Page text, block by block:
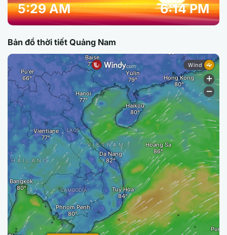
5:29 AM 6:14 PM
Bản đồ thời tiết Quảng Nam